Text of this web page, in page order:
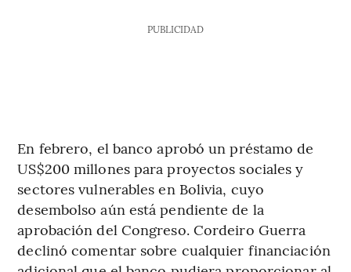
PUBLICIDAD
En febrero, el banco aprobó un préstamo de
US$200 millones para proyectos sociales y
sectores vulnerables en Bolivia, cuyo
desembolso aún está pendiente de la
aprobación del Congreso. Cordeiro Guerra
declinó comentar sobre cualquier financiación